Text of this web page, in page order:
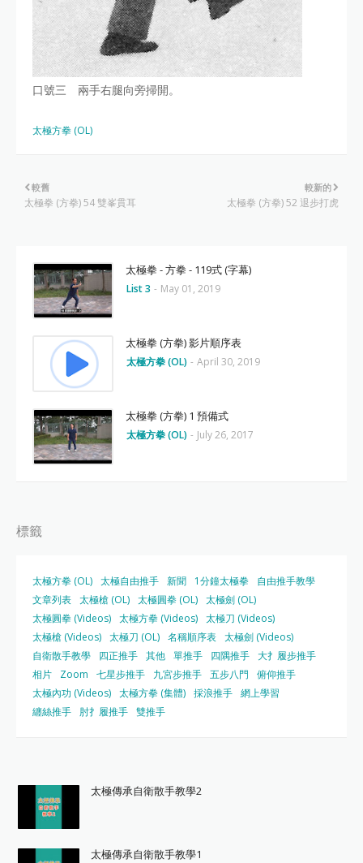
口號三 兩手右腿向旁掃開。
太極方拳 (OL)
較新的
太極拳 (方拳) 52 退步打虎
較舊
太極拳 (方拳) 54 雙峯貫耳
太極拳 - 方拳 - 119式 (字幕)
List 3 - May 01, 2019
太極拳 (方拳) 影片順序表
太極方拳 (OL) - April 30, 2019
太極拳 (方拳) 1 預備式
太極方拳 (OL) - July 26, 2017
標籤
太極方拳 (OL) 太極自由推手 新聞 1分鐘太極拳
自由推手教學
文章列表 太極槍 (OL) 太極圓拳 (OL) 太極劍 (OL)
太極圓拳 (Videos) 太極方拳 (Videos) 太極刀 (Videos)
太極槍 (Videos) 太極刀 (OL) 名稱順序表 太極劍 (Videos)
自衛散手教學
四正推手 其他 單推手 四隅推手 大扌履步推手
相片
Zoom 七星步推手 九宮步推手 五步八門
俯仰推手
太極內功 (Videos) 太極方拳 (集體) 採浪推手 網上學習
纏絲推手
肘扌履推手 雙推手
太極傳承自衛散手教學2
太極傳承自衛散手教學1